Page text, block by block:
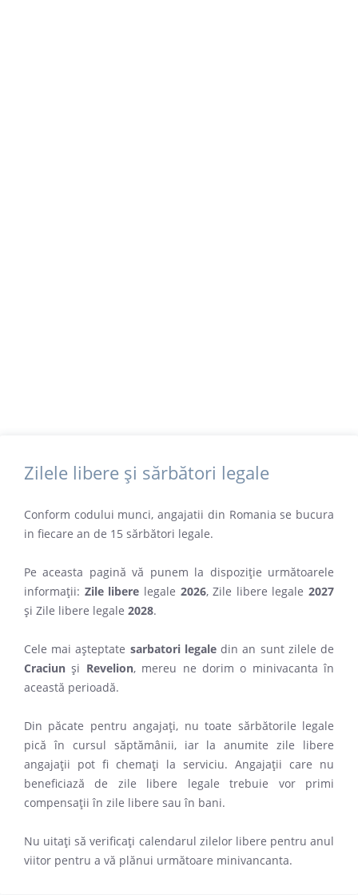
Zilele libere şi sărbători legale
Conform codului munci, angajatii din Romania se bucura
in fiecare an de 15 sărbători legale.
Pe aceasta pagină vă punem la dispoziție următoarele
informații: Zile libere legale 2026, Zile libere legale 2027
și Zile libere legale 2028.
Cele mai așteptate sarbatori legaledin an sunt zilele de
Craciun și Revelion, mereu ne dorim o minivacanta în
această perioadă.
Din păcate pentru angajați, nu toate sărbătorile legale
pică în cursul săptămânii, iar la anumite zile libere
angajații pot fi chemați la serviciu. Angajații care nu
beneficiază de zile libere legale trebuie vor primi
compensații în zile libere sau în bani.
Nu uitați să verificați calendarul zilelor libere pentru anul
viitor pentru a vă plănui următoare minivancanta.